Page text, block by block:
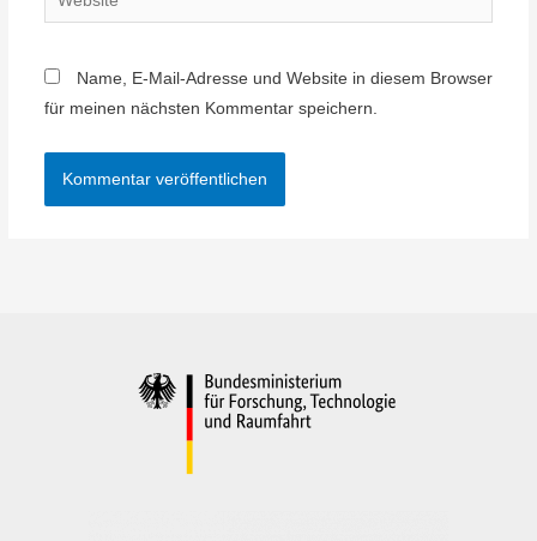
Name, E-Mail-Adresse und Website in diesem Browser
für meinen nächsten Kommentar speichern.